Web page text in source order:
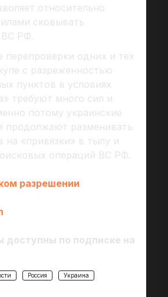
относительно
сковывать
ВС РФ.
перепроверки одних и тех
с разреженностью
пунктов в условиях
требуют много сил и
потому украинские
продолжают разменивать
на «привязки» в тылу и
операций ВС РФ.
разрешении
доступны по подписке на
Россия Украина